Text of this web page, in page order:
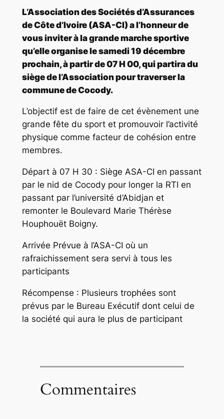
L’Association des Sociétés d’Assurances
de Côte d’Ivoire (ASA-CI) a l’honneur de
vous inviter à la grande marche sportive
qu’elle organise le samedi 19 décembre
prochain, à partir de 07 H 00, qui partira du
siège de l’Association pour traverser la
commune de Cocody.
L’objectif est de faire de cet évènement une
grande fête du sport et promouvoir l’activité
physique comme facteur de cohésion entre
membres.
Départ à 07 H 30 : Siège ASA-CI en passant
par le nid de Cocody pour longer la RTI en
passant par l’université d’Abidjan et
remonter le Boulevard Marie Thérèse
Houphouët Boigny.
Arrivée Prévue à l’ASA-CI où un
rafraichissement sera servi à tous les
participants
Récompense : Plusieurs trophées sont
prévus par le Bureau Exécutif dont celui de
la société qui aura le plus de participant
Commentaires